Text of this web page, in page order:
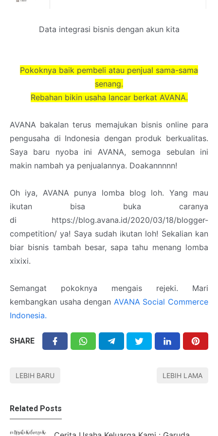
Data integrasi bisnis dengan akun kita
Pokoknya baik pembeli atau penjual sama-sama
senang.
Rebahan bikin usaha lancar berkat AVANA.
AVANA bakalan terus memajukan bisnis online para
pengusaha di Indonesia dengan produk berkualitas.
Saya baru nyoba ini AVANA, semoga sebulan ini
makin nambah ya penjualannya. Doakannnnn!
Oh iya, AVANA punya lomba blog loh. Yang mau
ikutan bisa buka caranya
di https://blog.avana.id/2020/03/18/blogger-
competition/ ya! Saya sudah ikutan loh! Sekalian kan
biar bisnis tambah besar, sapa tahu menang lomba
xixixi.
Semangat pokoknya mengais rejeki. Mari
kembangkan usaha dengan AVANA Social Commerce
Indonesia.
SHARE
LEBIH BARU LEBIH LAMA
Related Posts